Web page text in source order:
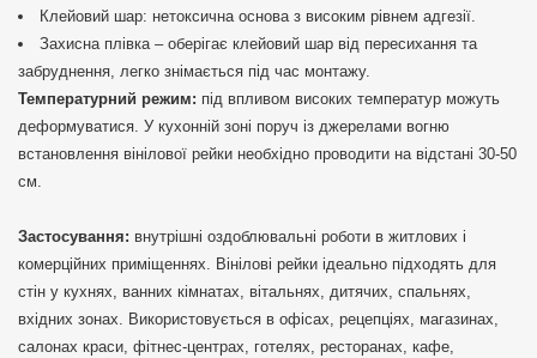
Клейовий шар: нетоксична основа з високим рівнем адгезії.
Захисна плівка – оберігає клейовий шар від пересихання та
забруднення, легко знімається під час монтажу.
Температурний режим: під впливом високих температур можуть
деформуватися. У кухонній зоні поруч із джерелами вогню
встановлення вінілової рейки необхідно проводити на відстані 30-50
см.
Застосування: внутрішні оздоблювальні роботи в житлових і
комерційних приміщеннях. Вінілові рейки ідеально підходять для
стін у кухнях, ванних кімнатах, вітальнях, дитячих, спальнях,
вхідних зонах. Використовується в офісах, рецепціях, магазинах,
салонах краси, фітнес-центрах, готелях, ресторанах, кафе,